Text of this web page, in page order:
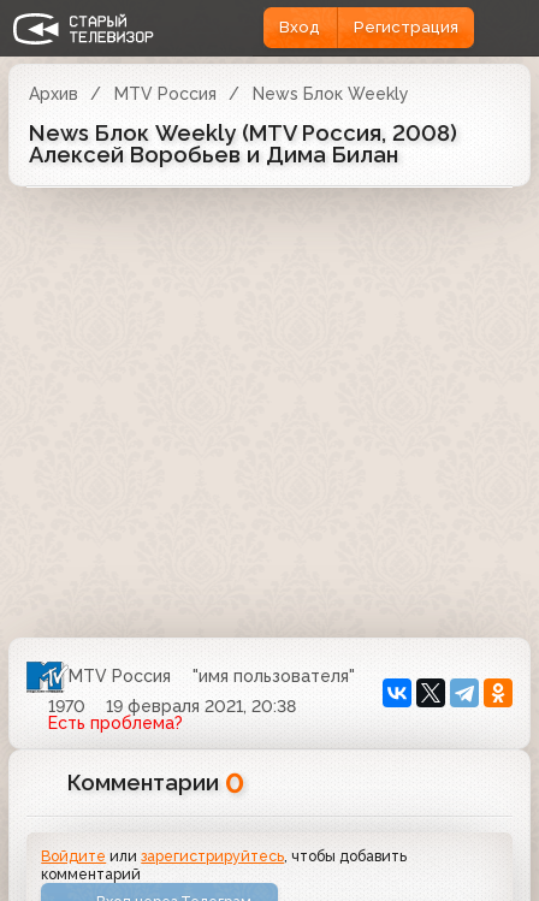
Вход Регистрация
Архив MTV Россия News Блок Weekly
News Блок Weekly (MTV Россия, 2008)
Алексей Воробьев и Дима Билан
MTV Россия
"имя пользователя"
1970
19 февраля 2021, 20:38
Есть проблема?
Комментарии 0
Войдите илизарегистрируйтесь , чтобы добавить
комментарий